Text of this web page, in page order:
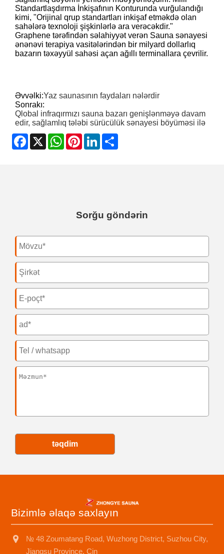
Standartlaşdırma İnkişafının Konturunda vurğulandığı
kimi, "Orijinal qrup standartları inkişaf etməkdə olan
sahələrə texnoloji şişkinlərlə ara verəcəkdir."
Graphene tərəfindən səlahiyyət verən Sauna sənayesi
ənənəvi terapiya vasitələrindən bir milyard dollarlıq
bazarın təxəyyül sahəsi açan ağıllı terminallara çevrilir.
Əvvəlki:Yaz saunasının faydaları nələrdir
Sonrakı:
Qlobal infraqırmızı sauna bazarı genişlənməyə davam
edir, sağlamlıq tələbi sürücülük sənayesi böyüməsi ilə
Facebook
X WhatsApp
PinterestLinkedIn
Sorğu göndərin
təqdim
Bizimlə əlaqə saxlayın
№ 48 Zoumatang Road, Wuzhong District, Suzhou City,
Jiangsu Province, Çin